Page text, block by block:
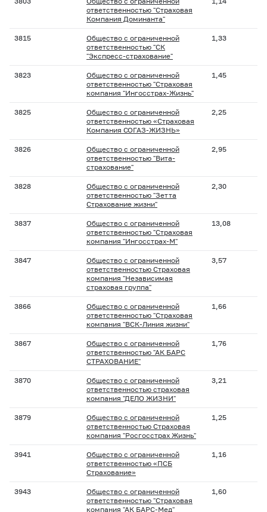
ответственностью "Страховая
Компания Доминанта"
3815
Общество с ограниченной
ответственностью "СК
"Экспресс-страхование"
1,33
3823
Общество с ограниченной
ответственностью "Страховая
компания "Ингосстрах-Жизнь"
1,45
3825
Общество с ограниченной
ответственностью «Страховая
Компания СОГАЗ-ЖИЗНЬ»
2,25
3826
Общество с ограниченной
ответственностью "Вита-
страхование"
2,95
3828
Общество с ограниченной
ответственностью "Зетта
Страхование жизни"
2,30
3837
Общество с ограниченной
ответственностью "Страховая
компания "Ингосстрах-М"
13,08
3847
Общество с ограниченной
ответственностью Страховая
компания "Независимая
страховая группа"
3,57
3866
Общество с ограниченной
ответственностью "Страховая
компания "ВСК-Линия жизни"
1,66
3867
Общество с ограниченной
ответственностью "АК БАРС
СТРАХОВАНИЕ"
1,76
3870
Общество с ограниченной
ответственностью страховая
компания "ДЕЛО ЖИЗНИ"
3,21
3879
Общество с ограниченной
ответственностью Страховая
компания "Росгосстрах Жизнь"
1,25
3941
Общество с ограниченной
ответственностью «ПСБ
Страхование»
1,16
3943
Общество с ограниченной
ответственностью "Страховая
компания "АК БАРС-Мед"
1,60